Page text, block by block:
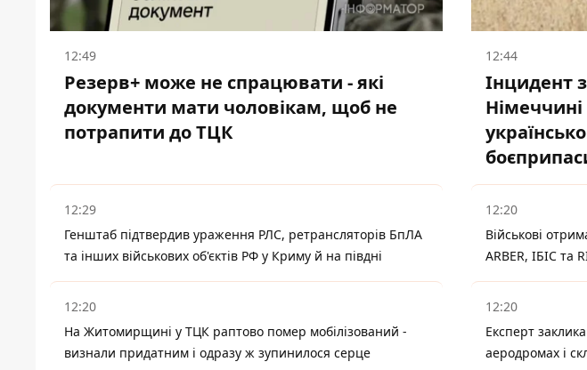
12:49
Резерв+ може не спрацювати - які
документи мати чоловікам, щоб не
потрапити до ТЦК
12:44
Інцидент
12:29
Генштаб підтвердив ураження РЛС, ретрансляторів БпЛА
та інших військових об'єктів РФ у Криму й на півдні
12:20
Військові
ARBER, ІБІС та
12:20
На Житомирщині у ТЦК раптово помер мобілізований -
визнали придатним і одразу ж зупинилося серце
12:20
Експерт
аеродромах і